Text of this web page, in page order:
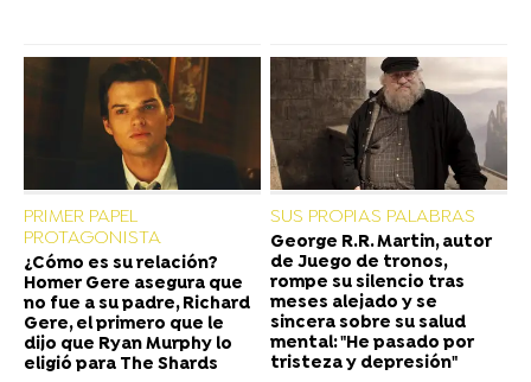
PRIMER PAPEL
PROTAGONISTA
¿Cómo es su relación?
Homer Gere asegura que
no fue a su padre, Richard
Gere, el primero que le
dijo que Ryan Murphy lo
eligió para The Shards
SUS PROPIAS PALABRAS
George R.R. Martin, autor
de Juego de tronos,
rompe su silencio tras
meses alejado y se
sincera sobre su salud
mental: "He pasado por
tristeza y depresión"